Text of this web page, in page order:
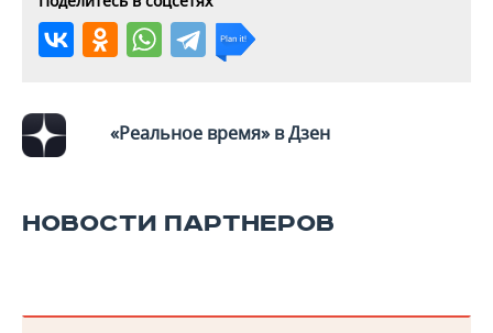
«Реальное время» в Дзен
НОВОСТИ ПАРТНЕРОВ